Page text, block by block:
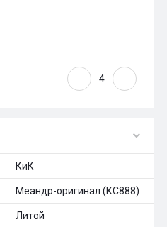
КиК
Меандр-оригинал (КС888)
Литой